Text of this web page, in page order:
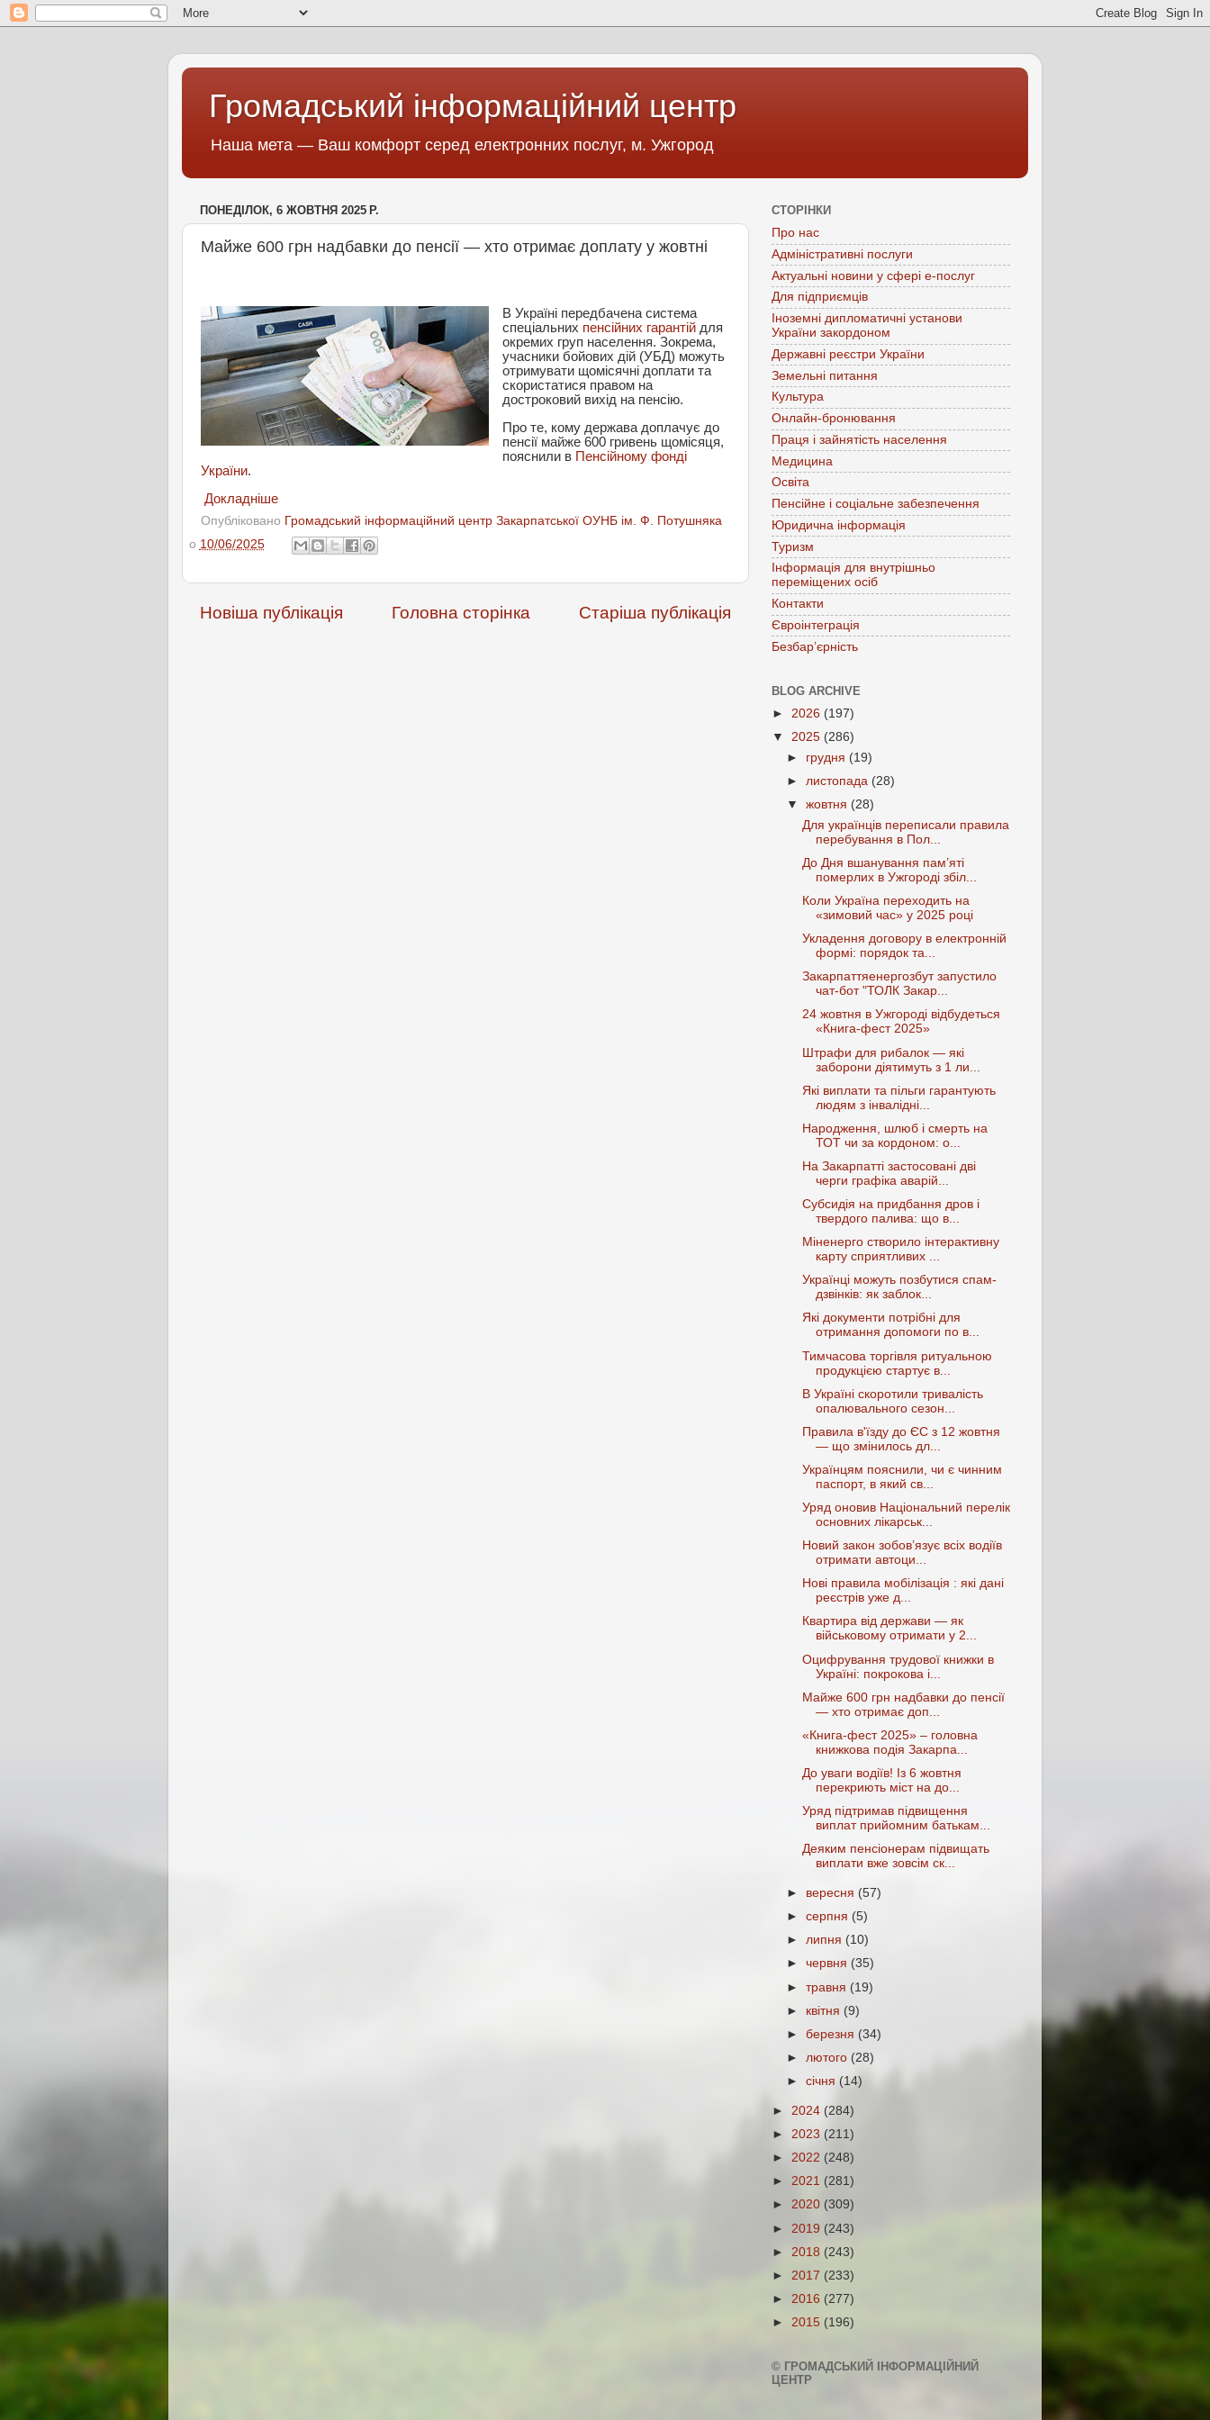
Громадський інформаційний центр
Наша мета — Ваш комфорт серед електронних послуг, м. Ужгород
ПОНЕДІЛОК, 6 ЖОВТНЯ 2025 Р.
Майже 600 грн надбавки до пенсії — хто отримає доплату у жовтні
В Україні передбачена система
спеціальних пенсійних гарантійдля
окремих груп населення. Зокрема,
учасники бойових дій (УБД) можуть
отримувати щомісячні доплати та
скористатися правом на
достроковий вихід на пенсію.
Про те, кому держава доплачує до
пенсії майже 600 гривень щомісяця,
пояснили в Пенсійному фонді
України.
Докладніше
Опубліковано Громадський інформаційний центр Закарпатської ОУНБ ім. Ф. Потушняка
о 10/06/2025
Новіша публікація Старіша публікація
Головна сторінка
СТОРІНКИ
Про нас
Адміністративні послуги
Актуальні новини у сфері е-послуг
Для підприємців
Іноземні дипломатичні установи
України закордоном
Державні реєстри України
Земельні питання
Культура
Онлайн-бронювання
Праця і зайнятість населення
Медицина
Освіта
Пенсійне і соціальне забезпечення
Юридична інформація
Туризм
Інформація для внутрішньо
переміщених осіб
Контакти
Євроінтеграція
Безбар’єрність
BLOG ARCHIVE
► 2026 (197)
▼ 2025 (286)
► грудня (19)
► листопада (28)
▼жовтня (28)
Для українців переписали правила
перебування в Пол...
До Дня вшанування пам’яті
померлих в Ужгороді збіл...
Коли Україна переходить на
«зимовий час» у 2025 році
Укладення договору в електронній
формі: порядок та...
Закарпаттяенергозбут запустило
чат-бот "ТОЛК Закар...
24 жовтня в Ужгороді відбудеться
«Книга-фест 2025»
Штрафи для рибалок — які
заборони діятимуть з 1 ли...
Які виплати та пільги гарантують
людям з інвалідні...
Народження, шлюб і смерть на
ТОТ чи за кордоном: о...
На Закарпатті застосовані дві
черги графіка аварій...
Субсидія на придбання дров і
твердого палива: що в...
Міненерго створило інтерактивну
карту сприятливих ...
Українці можуть позбутися спам-
дзвінків: як заблок...
Які документи потрібні для
отримання допомоги по в...
Тимчасова торгівля ритуальною
продукцією стартує в...
В Україні скоротили тривалість
опалювального сезон...
Правила в'їзду до ЄС з 12 жовтня
— що змінилось дл...
Українцям пояснили, чи є чинним
паспорт, в який св...
Уряд оновив Національний перелік
основних лікарськ...
Новий закон зобов’язує всіх водіїв
отримати автоци...
Нові правила мобілізація : які дані
реєстрів уже д...
Квартира від держави — як
військовому отримати у 2...
Оцифрування трудової книжки в
Україні: покрокова і...
Майже 600 грн надбавки до пенсії
— хто отримає доп...
«Книга-фест 2025» – головна
книжкова подія Закарпа...
До уваги водіїв! Із 6 жовтня
перекриють міст на до...
Уряд підтримав підвищення
виплат прийомним батькам...
Деяким пенсіонерам підвищать
виплати вже зовсім ск...
► вересня (57)
►серпня (5)
►липня (10)
►червня (35)
►травня (19)
► квітня (9)
►березня (34)
► лютого (28)
►січня(14)
► 2024 (284)
► 2023 (211)
► 2022 (248)
► 2021 (281)
► 2020 (309)
► 2019 (243)
► 2018 (243)
► 2017 (233)
► 2016 (277)
► 2015 (196)
© ГРОМАДСЬКИЙ ІНФОРМАЦІЙНИЙ
ЦЕНТР